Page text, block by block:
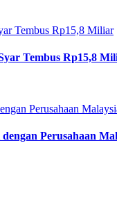
Tembus Rp15,8
Perusahaan